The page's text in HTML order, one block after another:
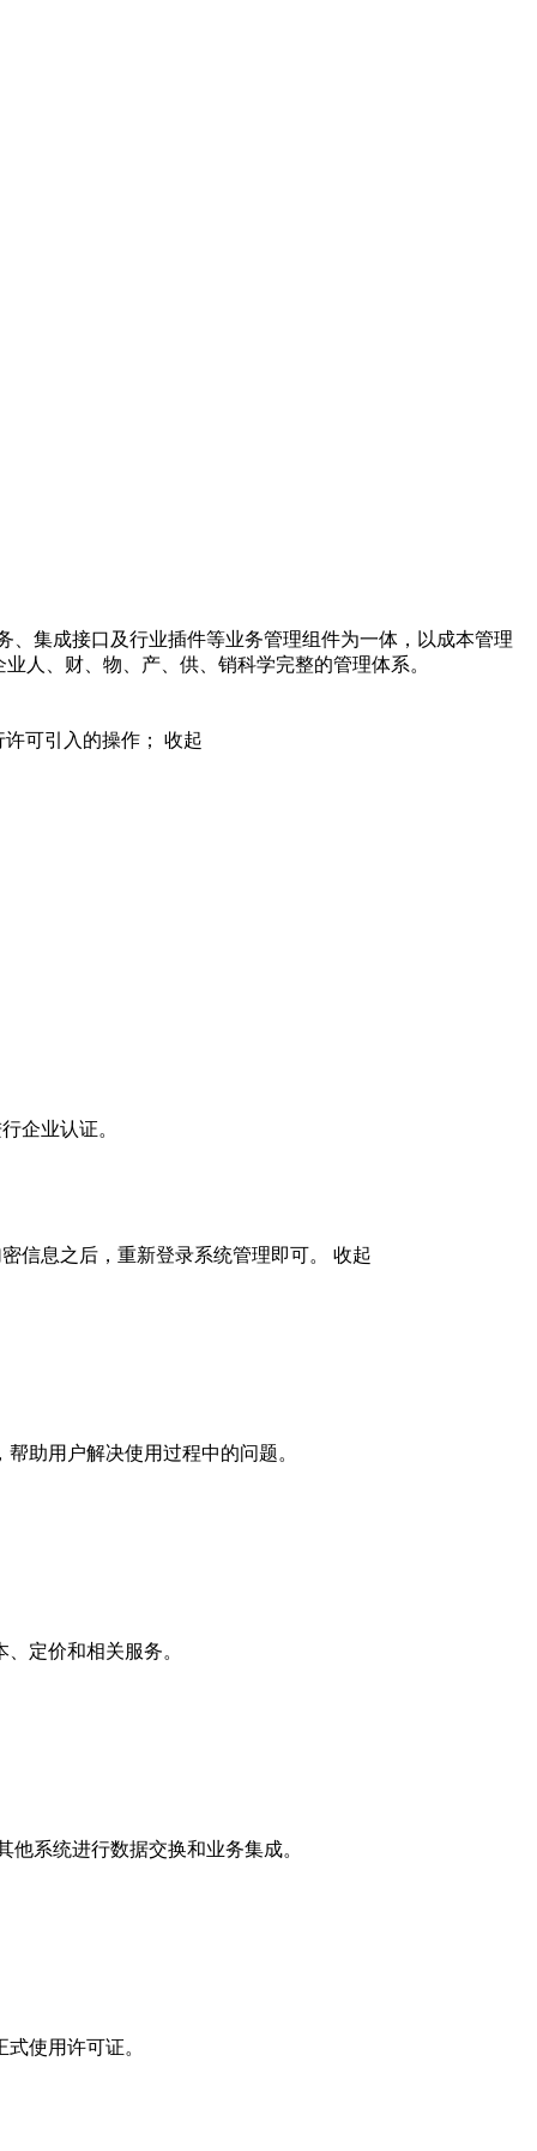
、集成接口及行业插件等业务管理组件为一体，以成本管理
人、财、物、产、供、销科学完整的管理体系。
可引入的操作； 收起
企业认证。
信息之后，重新登录系统管理即可。 收起
助用户解决使用过程中的问题。
定价和相关服务。
系统进行数据交换和业务集成。
使用许可证。